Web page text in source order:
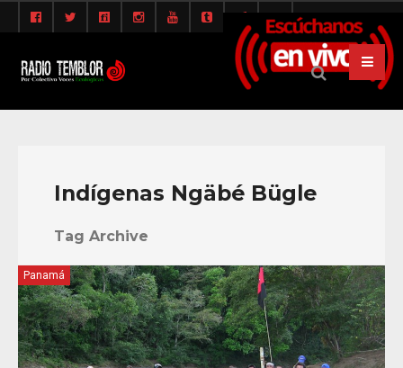
Indígenas Ngäbé Bügle
Tag Archive
Panamá